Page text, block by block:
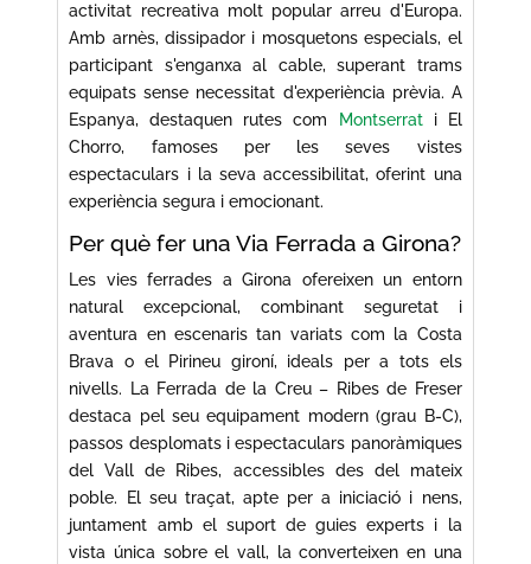
activitat recreativa molt popular arreu d'Europa.
Amb arnès, dissipador i mosquetons especials, el
participant s'enganxa al cable, superant trams
equipats sense necessitat d'experiència prèvia. A
Espanya, destaquen rutes com
Montserrati El
Chorro, famoses per les seves vistes
espectaculars i la seva accessibilitat, oferint una
experiència segura i emocionant.
Per què fer una Via Ferrada a Girona?
Les vies ferrades a Girona ofereixen un entorn
natural excepcional, combinant seguretat i
aventura en escenaris tan variats com la Costa
Brava o el Pirineu gironí, ideals per a tots els
nivells. La Ferrada de la Creu – Ribes de Freser
destaca pel seu equipament modern (grau B-C),
passos desplomats i espectaculars panoràmiques
del Vall de Ribes, accessibles des del mateix
poble. El seu traçat, apte per a iniciació i nens,
juntament amb el suport de guies experts i la
vista única sobre el vall, la converteixen en una